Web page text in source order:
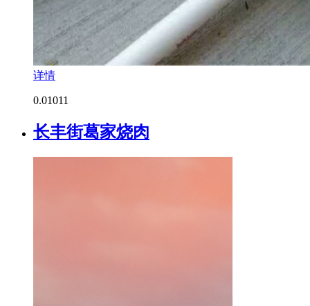
详情
0.01011
长丰街葛家烧肉